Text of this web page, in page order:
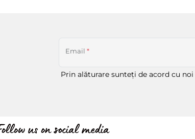
Email *
Prin alăturare sunteți de acord cu noi
us on social media